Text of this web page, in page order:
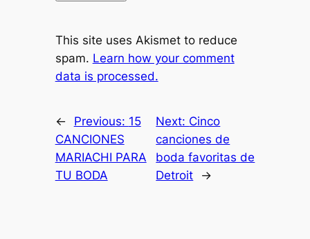
This site uses Akismet to reduce
spam. Learn how your comment
data is processed.
← Previous: 15
CANCIONES
MARIACHI PARA
TU BODA
Next: Cinco
canciones de
boda favoritas de
Detroit
→